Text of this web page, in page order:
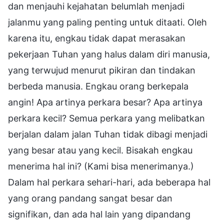
dan menjauhi kejahatan belumlah menjadi
jalanmu yang paling penting untuk ditaati. Oleh
karena itu, engkau tidak dapat merasakan
pekerjaan Tuhan yang halus dalam diri manusia,
yang terwujud menurut pikiran dan tindakan
berbeda manusia. Engkau orang berkepala
angin! Apa artinya perkara besar? Apa artinya
perkara kecil? Semua perkara yang melibatkan
berjalan dalam jalan Tuhan tidak dibagi menjadi
yang besar atau yang kecil. Bisakah engkau
menerima hal ini? (Kami bisa menerimanya.)
Dalam hal perkara sehari-hari, ada beberapa hal
yang orang pandang sangat besar dan
signifikan, dan ada hal lain yang dipandang